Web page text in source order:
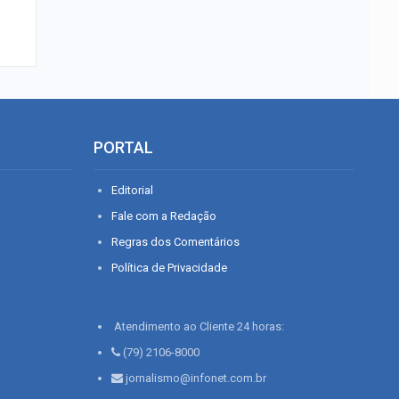
PORTAL
Editorial
Fale com a Redação
Regras dos Comentários
Política de Privacidade
Atendimento ao Cliente 24 horas:
(79) 2106-8000
jornalismo@infonet.com.br